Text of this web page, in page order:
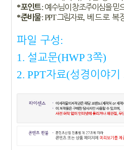
*포인트 : 예수님이 창조주이심을 믿
*준비물 : PPT그림자료, 베드로 복
파일 구성:
1. 설교문(HWP 3쪽)
2. PPT자료(성경이야기